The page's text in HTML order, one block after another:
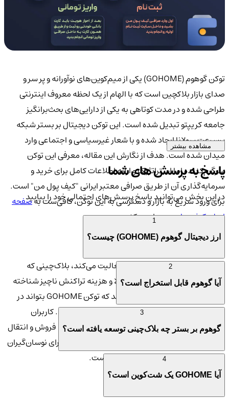
توکن گوهوم (GOHOME) یکی از میم‌کوین‌های نوآورانه و پر سر و
صدای بازار بلاکچین است که با الهام از یک لحظه معروف اینترنتی
طراحی شده و در مدت کوتاهی به یکی از دارایی‌های بحث‌برانگیز
جامعه کریپتو تبدیل شده است. این توکن دیجیتال بر بستر شبکه
پرسرعت سولانا ایجاد شده و با شعار غیرسیاسی و اجتماعی وارد
میدان شده است. هدف از نگارش این مقاله، معرفی این توکن
سرگرم‌کننده اما استراتژیک و ارائه اطلاعات کامل برای خرید و
سرمایه‌گذاری آن از طریق صرافی معتبر ایرانی "کیف پول من" است.
برای ورود سریع به بازار و دسترسی به این توکن، کافی‌ست بهصفحه
اصلی کیف پول منمراجعه کنید.
🚀 اهمیت و پلتفرم‌های مرتبط
گوهوم بر بستر بلاک‌چین سولانا فعالیت می‌کند، بلاک‌چینی که
به‌واسطه سرعت پردازش بسیار بالا و هزینه تراکنش ناچیز شناخته
می‌شود. این ویژگی‌ها باعث شده‌اند که توکن GOHOME بتواند در
میان میم‌کوین‌های دیگر به‌سرعت خودی نشان دهد. کاربران
می‌توانند بدون نگرانی از هزینه گس، اقدام به خرید، فروش و انتقال
توکن کنند. این موضوع گوهوم را به گزینه‌ای جذاب برای نوسان‌گیران
و سرمایه‌گذاران لحظه‌ای تبدیل کرده است.
🎯 هدف و سرمایه‌گذاری
مشاهده بیشتر
پاسخ به پرسش های شما
در این بخش می‌توانید پاسخ پرسش‌های احتمالی خود را بیابید
ارز دیجیتال گوهوم (GOHOME) چیست؟
آیا گوهوم قابل استخراج است؟
گوهوم بر بستر چه بلاک‌چینی توسعه یافته است؟
آیا GOHOME یک شت‌کوین است؟